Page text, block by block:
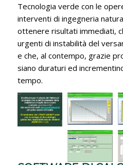
Tecnologia verde con le
interventi di ingegneria
ottenere risultati immediati,
urgenti di instabilità del
e che, al contempo, grazie
siano duraturi ed
tempo.